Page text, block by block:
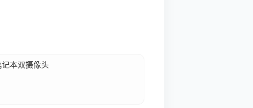
本双摄像头